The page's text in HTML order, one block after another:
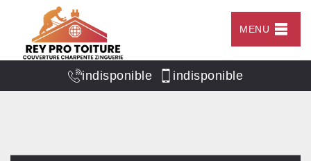
MENU
indisponible indisponible